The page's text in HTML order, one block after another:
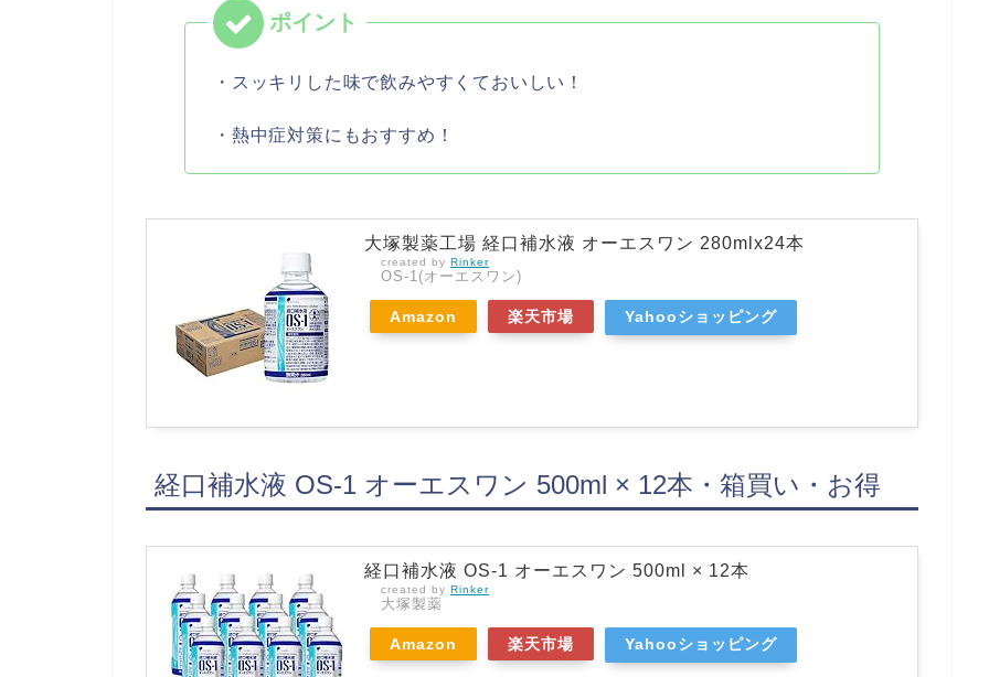
・スッキリした味で飲みやすくておいしい！
・熱中症対策にもおすすめ！
大塚製薬工場 経口補水液 オーエスワン 280mlx24本
created by Rinker
OS-1(オーエスワン)
Amazon 楽天市場 Yahooショッピング
経口補水液 OS-1 オーエスワン 500ml × 12本・箱買い・お得
経口補水液 OS-1 オーエスワン 500ml × 12本
created by Rinker
大塚製薬
Amazon 楽天市場 Yahooショッピング